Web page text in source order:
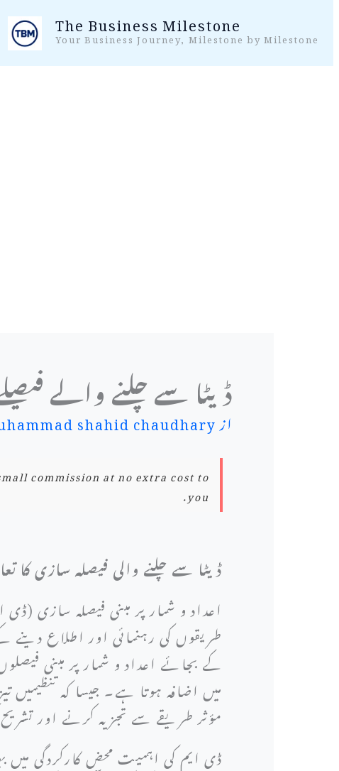
جائیں۔
The Business Milestone
Your Business Journey, Milestone by Milestone
ڈیٹا سے چلنے والے
ازshahid chaudhary
commission at no extra cost to
you.
ڈیٹا سے چلنے والی فیصلہ سازی کا
اعداد و شمار پر مبنی فیصلہ سازی
طریقوں کی رہنمائی اور اطلاع دینے
کے بجائے اعداد و شمار پر مبنی
میں اضافہ ہوتا ہے۔ جیسا کہ
مؤثر طریقے سے تجزیہ کرنے اور
ڈی ایم کی اہمیت محض کارکردگی